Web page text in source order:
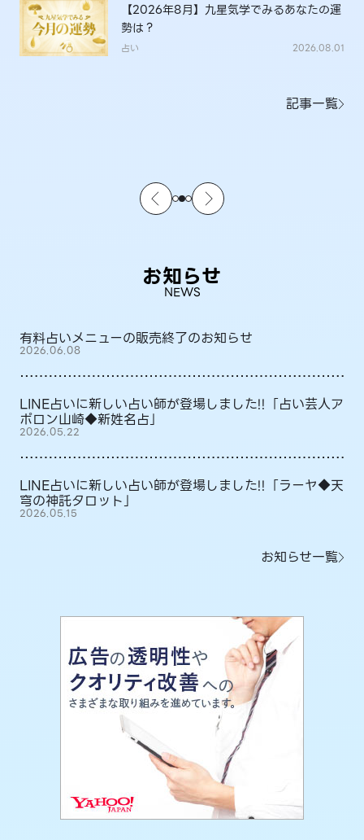
【2026年8月】九星気学でみるあなたの運
勢は？
占い 2026.08.01
記事一覧
お知らせ
NEWS
有料占いメニューの販売終了のお知らせ
2026.06.08
LINE占いに新しい占い師が登場しました!!「占い芸人ア
ポロン山崎◆新姓名占」
2026.05.22
LINE占いに新しい占い師が登場しました!!「ラーヤ◆天
穹の神託タロット」
2026.05.15
お知らせ一覧